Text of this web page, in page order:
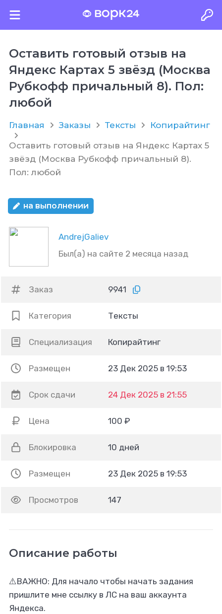
Оставить готовый отзыв на
Яндекс Картах 5 звёзд (Москва
Рубкофф причальный 8). Пол:
любой
Главная Заказы Тексты Копирайтинг
Оставить готовый отзыв на Яндекс Картах 5
звёзд (Москва Рубкофф причальный 8).
Пол: любой
AndrejGaliev
Был(а) на сайте 2 месяца назад
на выполнении
Заказ 9941
Категория Тексты
Специализация Копирайтинг
Размещен 23 Дек 2025 в 19:53
Срок сдачи 24 Дек 2025 в 21:55
Цена 100 ₽
Блокировка 10 дней
Размещен 23 Дек 2025 в 19:53
Просмотров 147
Описание работы
⚠️ВАЖНО: Для начало чтобы начать задания
пришлите мне ссылку в ЛС на ваш аккаунта
Яндекса.